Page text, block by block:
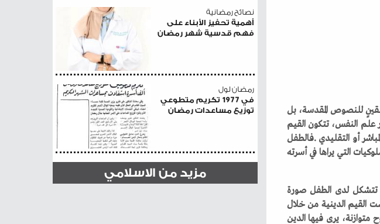
نصائح رمضانية
أهمية تحفيز الأبناء على
فهم قدسية شهر رمضان
رمضان لول
في 1977 تكريم متطوعي
توزيع مساعدات رمضان
مزيد من الاسلامي